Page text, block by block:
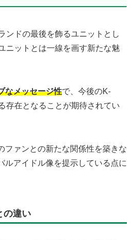
ンドの最後を飾るユニットとし
ニットとは一線を画す新たな魅
なメッセージ性で、今後のK-
存在となることが期待されてい
ファンとの新たな関係性を築きな
ルアイドル像を提示している点に
の違い